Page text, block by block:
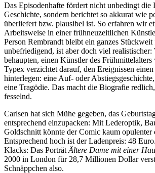
Das Episodenhafte fördert nicht unbedingt die
Geschichte, sondern berichtet so akkurat wie
überliefert bzw. plausibel ist. So erfahren wir
Arbeitsweise in einer frühneuzeitlichen
Person Rembrandt bleibt ein ganzes
unbefriedigend, ist aber doch viel realistischer:
behaupten, einen Künstler des
Typex verzichtet darauf, den Ereignissen
hinterlegen: eine Auf- oder
eine Tragödie. Das macht die Biografie
fesselnd.
Carlsen hat sich Mühe gegeben, das
entsprechend einzupacken: Mit Lederoptik,
Goldschnitt könnte der Comic kaum opulenter
Entsprechend hoch ist der Ladenpreis: 48
Klacks: Das Porträt Ältere Dame mit einer
2000 in London für 28,7 Millionen Dollar
Schnäppchen also.